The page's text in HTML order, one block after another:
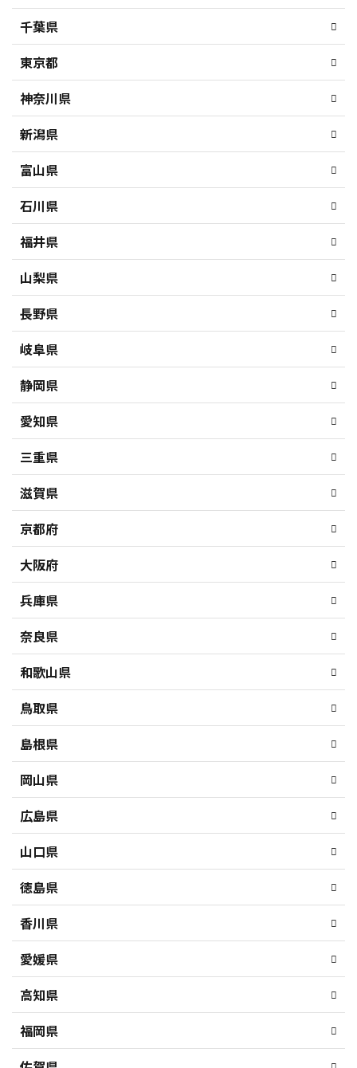
千葉県
東京都
神奈川県
新潟県
富山県
石川県
福井県
山梨県
長野県
岐阜県
静岡県
愛知県
三重県
滋賀県
京都府
大阪府
兵庫県
奈良県
和歌山県
鳥取県
島根県
岡山県
広島県
山口県
徳島県
香川県
愛媛県
高知県
福岡県